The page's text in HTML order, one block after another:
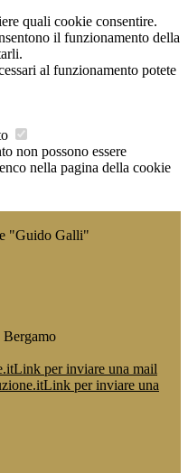
quali cookie consentire.
il funzionamento della
al funzionamento potete
non possono essere
nella pagina della cookie
"Guido Galli"
Link per inviare una mail
Link per inviare una